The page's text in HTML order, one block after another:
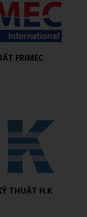
FRIMEC
THUẬT H.K